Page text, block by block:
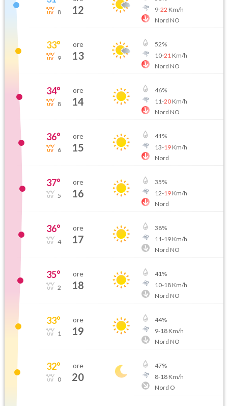
8 12
9-22 Km/h
Nord NO
33°
9
ore
13
52%
10-21 Km/h
Nord NO
34°
8
ore
14
46%
11-20Km/h
Nord NO
36°
6
ore
15
41%
13-19Km/h
Nord
37°
5
ore
16
35%
12-19Km/h
Nord
36°
4
ore
17
38%
11-19Km/h
Nord NO
35°
2
ore
18
41%
10-18Km/h
Nord NO
33°
1
ore
19
44%
9-18Km/h
Nord NO
32°
0
ore
20
47%
8-18Km/h
Nord O